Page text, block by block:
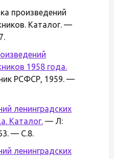
произведений
Каталог. —
1958 года.
РСФСР, 1959. —
ленинградских
Каталог. — Л:
— С.8.
ленинградских